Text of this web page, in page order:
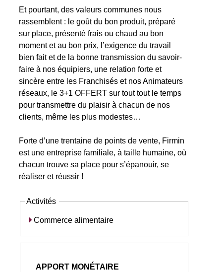
Et pourtant, des valeurs communes nous
rassemblent : le goût du bon produit, préparé
sur place, présenté frais ou chaud au bon
moment et au bon prix, l’exigence du travail
bien fait et de la bonne transmission du savoir-
faire à nos équipiers, une relation forte et
sincère entre les Franchisés et nos Animateurs
réseaux, le 3+1 OFFERT sur tout tout le temps
pour transmettre du plaisir à chacun de nos
clients, même les plus modestes…
Forte d’une trentaine de points de vente, Firmin
est une entreprise familiale, à taille humaine, où
chacun trouve sa place pour s’épanouir, se
réaliser et réussir !
Activités
Commerce alimentaire
APPORT MONÉTAIRE